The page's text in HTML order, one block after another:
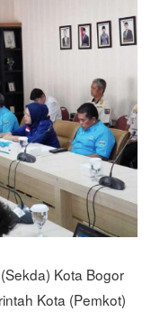
Kota Bogor
Kota (Pemkot)